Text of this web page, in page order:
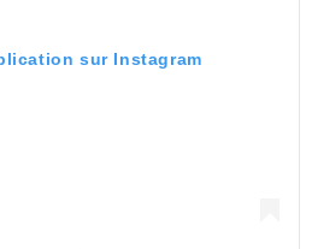
sur Instagram